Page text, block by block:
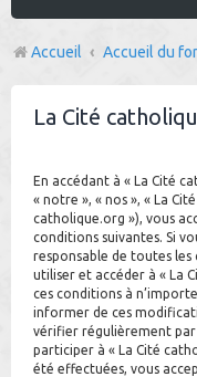
Accueil Accueil du
La Cité
En accédant à « La Cité
« notre », « nos », « La
catholique.org »), vous
conditions suivantes. Si
responsable de toutes les
utiliser et accéder à « La
ces conditions à
informer de ces
vérifier régulièrement par
participer à « La Cité
été effectuées, vous